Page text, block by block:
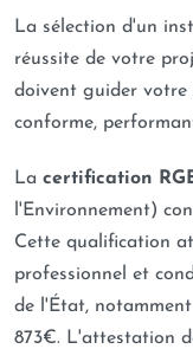
La sélection d'un
réussite de votre
doivent guider
conforme,
La certification
l'Environnement)
Cette qualification
professionnel et
de l'État,
873€. L'attestation